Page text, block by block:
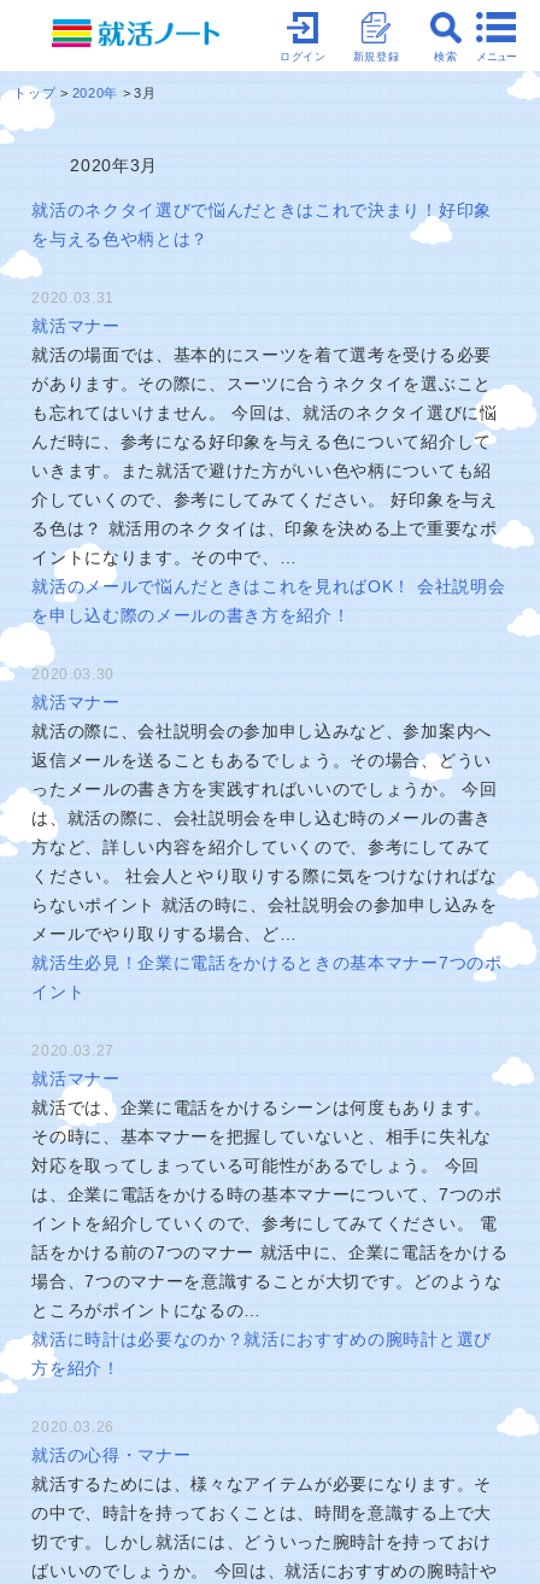
メニュー
検索
新規登録
ログイン
トップ 2020年 3月
2020年3月
就活のネクタイ選びで悩んだときはこれで決まり！好印象
を与える色や柄とは？
2020.03.31
就活マナー
就活の場面では、基本的にスーツを着て選考を受ける必要
があります。その際に、スーツに合うネクタイを選ぶこと
も忘れてはいけません。 今回は、就活のネクタイ選びに悩
んだ時に、参考になる好印象を与える色について紹介して
いきます。また就活で避けた方がいい色や柄についても紹
介していくので、参考にしてみてください。 好印象を与え
る色は？ 就活用のネクタイは、印象を決める上で重要なポ
イントになります。その中で、…
就活のメールで悩んだときはこれを見ればOK！ 会社説明会
を申し込む際のメールの書き方を紹介！
2020.03.30
就活マナー
就活の際に、会社説明会の参加申し込みなど、参加案内へ
返信メールを送ることもあるでしょう。その場合、どうい
ったメールの書き方を実践すればいいのでしょうか。 今回
は、就活の際に、会社説明会を申し込む時のメールの書き
方など、詳しい内容を紹介していくので、参考にしてみて
ください。 社会人とやり取りする際に気をつけなければな
らないポイント 就活の時に、会社説明会の参加申し込みを
メールでやり取りする場合、ど…
就活生必見！企業に電話をかけるときの基本マナー7つのポ
イント
2020.03.27
就活マナー
就活では、企業に電話をかけるシーンは何度もあります。
その時に、基本マナーを把握していないと、相手に失礼な
対応を取ってしまっている可能性があるでしょう。 今回
は、企業に電話をかける時の基本マナーについて、7つのポ
イントを紹介していくので、参考にしてみてください。 電
話をかける前の7つのマナー 就活中に、企業に電話をかける
場合、7つのマナーを意識することが大切です。どのような
ところがポイントになるの…
就活に時計は必要なのか？就活におすすめの腕時計と選び
方を紹介！
2020.03.26
就活の心得・マナー
就活するためには、様々なアイテムが必要になります。そ
の中で、時計を持っておくことは、時間を意識する上で大
切です。しかし就活には、どういった腕時計を持っておけ
ばいいのでしょうか。 今回は、就活におすすめの腕時計や